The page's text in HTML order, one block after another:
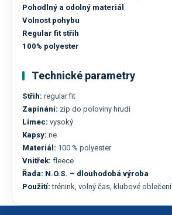
Pohodlný a odolný materiál
Volnost pohybu
Regular fit střih
100% polyester
Technické parametry
Střih: regular fit
Zapínání: zip do poloviny hrudi
Límec: vysoký
Kapsy: ne
Materiál: 100 % polyester
Vnitřek: fleece
Řada: N.O.S. – dlouhodobá výroba
Použití: trénink, volný čas, klubové oblečení